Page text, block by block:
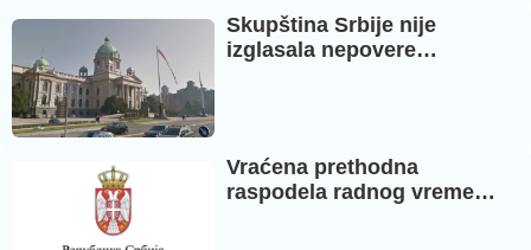
Skupština Srbije nije
izglasala nepovere…
Vraćena prethodna
raspodela radnog vreme…